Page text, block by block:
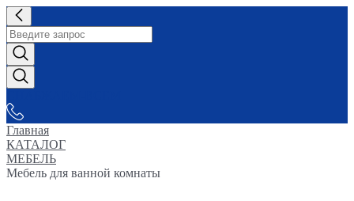
Главная
КАТАЛОГ
МЕБЕЛЬ
Мебель для ванной комнаты